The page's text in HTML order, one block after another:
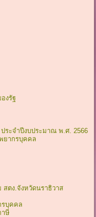
งรัฐ
ระจำปีงบประมาณ พ.ศ. 2566
ยากรบุคคล
สตง.จังหวัดนราธิวาส
รบุคคล
ษี